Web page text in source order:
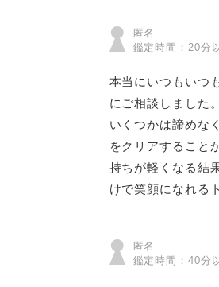
匿名
鑑定時間：20
本当にいつもいつ
にご相談しました
いくつかは諦めな
をクリアすること
持ちが軽くなる結
けで笑顔になれる
匿名
鑑定時間：40